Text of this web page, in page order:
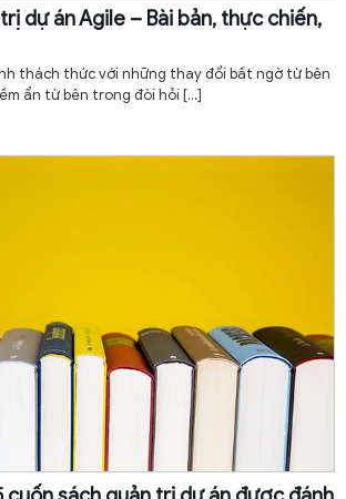
dự án Agile – Bài bản, thực chiến,
thách thức với những thay đổi bất ngờ từ bên
ẩn từ bên trong đòi hỏi[…]